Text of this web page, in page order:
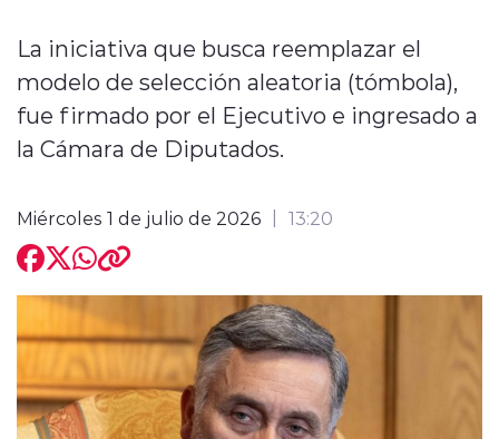
La iniciativa que busca reemplazar el
modelo de selección aleatoria (tómbola),
fue firmado por el Ejecutivo e ingresado a
la Cámara de Diputados.
Miércoles 1 de julio de 2026 13:20